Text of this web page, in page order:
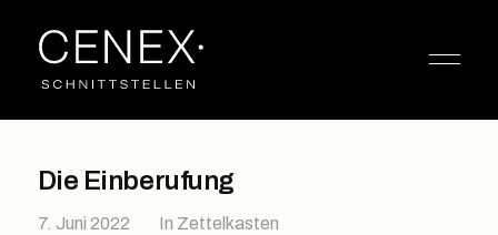
Die Einberufung
7. Juni 2022 In Zettelkasten